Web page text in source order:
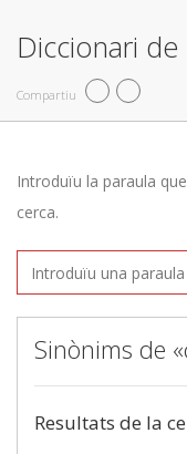
Diccionari de
Compartiu
Introduïu la paraula
cerca.
Sinònims de
Resultats de la